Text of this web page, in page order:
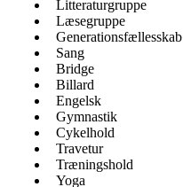
Litteraturgruppe
Læsegruppe
Generationsfællesskab
Sang
Bridge
Billard
Engelsk
Gymnastik
Cykelhold
Travetur
Træningshold
Yoga